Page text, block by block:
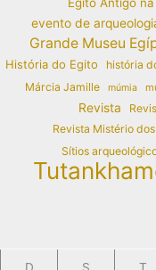
evento de
Grande Museu
História do Egito
história
Márcia Jamille múmia
Revista
Revista Mistério
Sítios